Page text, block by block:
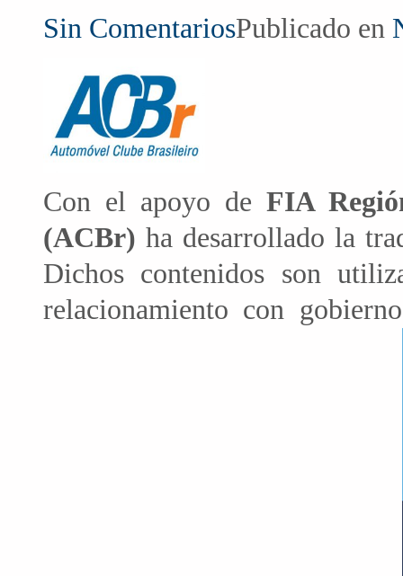
Sin ComentariosPublicado en
Con el apoyo de FIA
(ACBr) ha desarrollado la
Dichos contenidos son
relacionamiento con